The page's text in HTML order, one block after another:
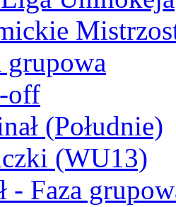
grupowa
off
(Południe)
(WU13)
- Faza